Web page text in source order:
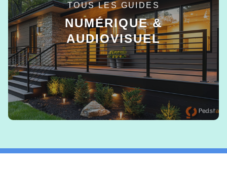
TOUS LES GUIDES
NUMÉRIQUE &
AUDIOVISUEL
EN SAVOIR +